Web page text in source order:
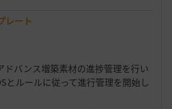
レート
ドバンス増築素材の進捗管理を行い
とルールに従って進行管理を開始し